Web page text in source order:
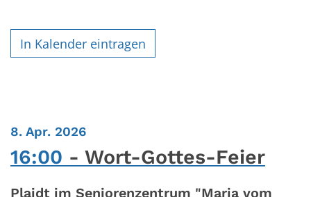
In Kalender eintragen
8. Apr. 2026:
16:00 Wort-Gottes-Feier
Plaidt im Seniorenzentrum "Maria vom